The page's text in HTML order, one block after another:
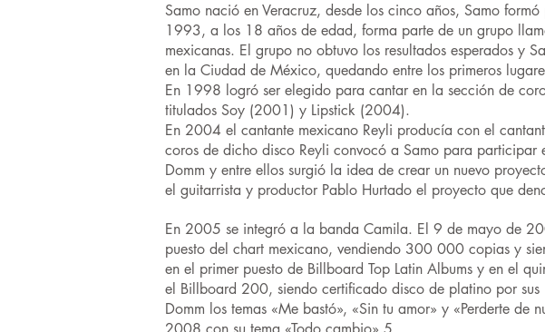
Samo nació en Veracruz, desde los cinco años, Samo
1993, a los 18 años de edad, forma parte de un grupo
mexicanas. El grupo no obtuvo los resultados esperados y
en la Ciudad de México, quedando entre los primeros
En 1998 logró ser elegido para cantar en la sección de
titulados Soy (2001) y Lipstick (2004).
En 2004 el cantante mexicano Reyli producía con el
coros de dicho disco Reyli convocó a Samo para
Domm y entre ellos surgió la idea de crear un nuevo
el guitarrista y productor Pablo Hurtado el proyecto que
En 2005 se integró a la banda Camila. El 9 de mayo de
puesto del chart mexicano, vendiendo 300 000 copias y
en el primer puesto de Billboard Top Latin Albums y en el
el Billboard 200, siendo certificado disco de platino por
Domm los temas «Me bastó», «Sin tu amor» y «Perderte